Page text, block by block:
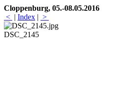
Cloppenburg, 05.-08.05.2016
< | Index | >
DSC_2145